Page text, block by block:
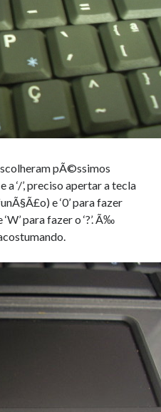
pÃ©ssimos
a ‘/’, preciso apertar a tecla
e ‘0’ para fazer
para fazer o ‘?’. Ã‰